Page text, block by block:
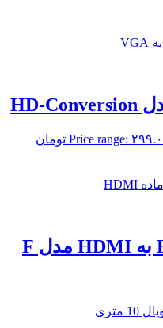
Price range: ۲۹۹.۰۰۰ تومان